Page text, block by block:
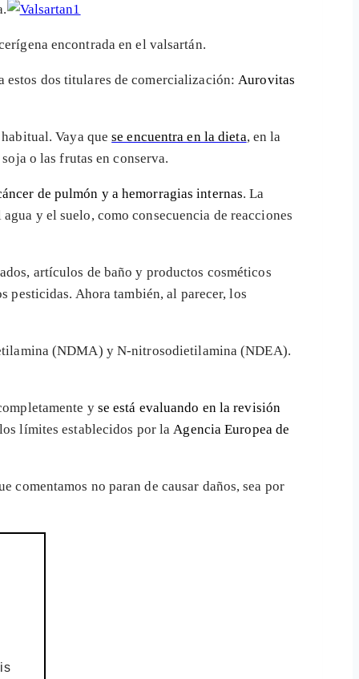
encontrada en el valsartán.
estos dos titulares de comercialización: Aurovitas
habitual. Vaya quese encuentra en la dieta, en la
o las frutas en conserva.
de pulmón y a hemorragias internas. La
y el suelo, como consecuencia de reacciones
artículos de baño y productos cosméticos
pesticidas. Ahora también, al parecer, los
(NDMA) y N-nitrosodietilamina (NDEA).
y se está evaluando en la revisión
límites establecidos por la Agencia Europea de
comentamos no paran de causar daños, sea por